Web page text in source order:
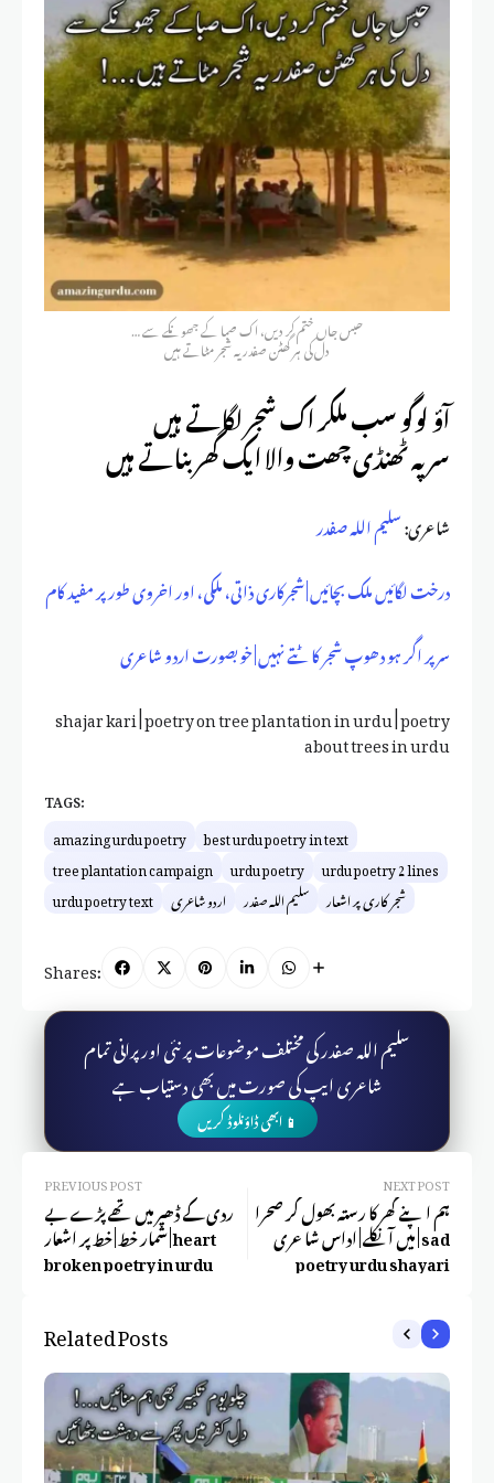
حبس جاں ختم کر دیں، اک صبا کے جھونکے سے …
دل کی ہر گھٹن صفدر یہ شجر مٹاتے ہیں
آؤ لوگو سب ملکر اک شجر لگاتے ہیں
سر پہ ٹھنڈی چھت والا ایک گھر بناتے ہیں
شاعری:سلیم اللہ صفدر
درخت لگائیں ملک بچائیں | شجرکاری ذاتی، ملکی، اور اخروی طور پر مفید کام
سر پر اگر ہو دھوپ شجر کاٹتے نہیں | خوبصورت اردو شاعری
shajar kari | poetry on tree plantation in urdu | poetry
about trees in urdu
TAGS:
amazing urdu poetry best urdu poetry in text
tree plantation campaign urdu poetry urdu poetry 2 lines
urdu poetry text اردو شاعری سلیم اللہ صفدر شجر کاری پر اشعار
Shares:
سلیم اللہ صفدر کی مختلف موضوعات پر نئی اور پرانی تمام
شاعری ایپ کی صورت میں بھی دستیاب ہے
📱 ابھی ڈاؤنلوڈ کریں
PREVIOUS POST
ردی کے ڈھیر میں تھے پڑے بے
شمار خط | خط پر اشعار | heart
broken poetry in urdu
NEXT POST
ہم اپنے گھر کا رستہ بھول کر صحرا
میں آ نکلے | اداس شاعری | sad
poetry urdu shayari
Related Posts